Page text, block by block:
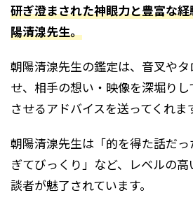
研ぎ澄まされた神眼力と豊富な
陽清湶先生。
朝陽清湶先生の鑑定は、音叉や
せ、相手の想い・映像を深堀り
させるアドバイスを送ってくれま
朝陽清湶先生は「的を得た話だ
ぎてびっくり」など、レベルの
談者が魅了されています。